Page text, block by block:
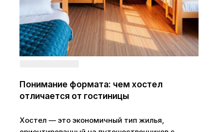
Понимание формата: чем хостел
отличается от гостиницы
Хостел — это экономичный тип жилья,